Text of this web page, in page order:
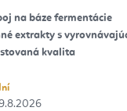
na báze fermentácie
extrakty s
kvalita